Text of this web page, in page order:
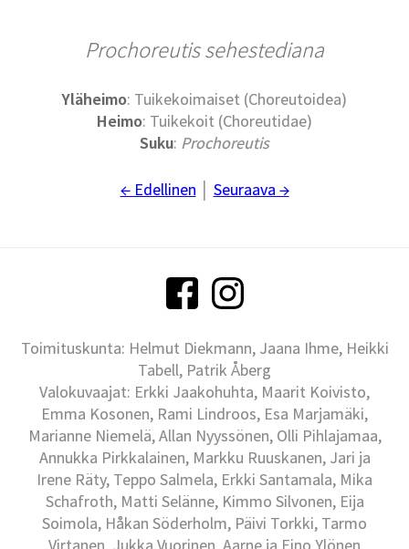
Prochoreutis sehestediana
Yläheimo: Tuikekoimaiset (Choreutoidea)
Heimo: Tuikekoit (Choreutidae)
Suku: Prochoreutis
← Edellinen Seuraava →
Toimituskunta: Helmut Diekmann, Jaana Ihme, Heikki
Tabell, Patrik Åberg
Valokuvaajat: Erkki Jaakohuhta, Maarit Koivisto,
Emma Kosonen, Rami Lindroos, Esa Marjamäki,
Marianne Niemelä, Allan Nyyssönen, Olli Pihlajamaa,
Annukka Pirkkalainen, Markku Ruuskanen, Jari ja
Irene Räty, Teppo Salmela, Erkki Santamala, Mika
Schafroth, Matti Selänne, Kimmo Silvonen, Eija
Soimola, Håkan Söderholm, Päivi Torkki, Tarmo